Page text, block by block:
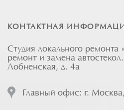
КОНТАКТНАЯ
Студия локального
ремонт и замена
Лобненская, д. 4а
Главный офис: г.